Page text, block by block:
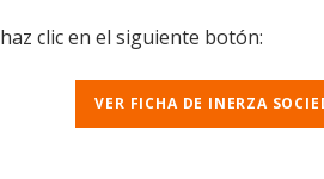
clic en el siguiente botón:
VER FICHA DE INERZA